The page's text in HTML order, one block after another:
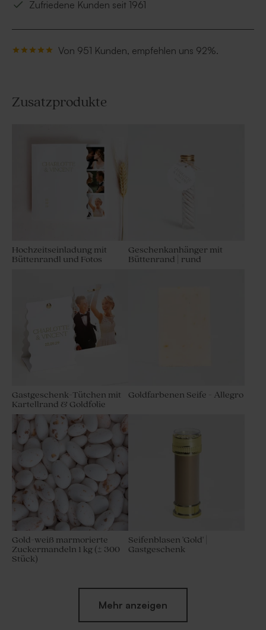
Zufriedene Kunden seit 1961
Von 951 Kunden, empfehlen uns 92%.
Zusatzprodukte
Hochzeitseinladung mit
Büttenrandl und Fotos
Geschenkanhänger mit
Büttenrand | rund
Gastgeschenk-Tütchen mit
Kartellrand & Goldfolie
Goldfarbenen Seife - Allegro
Gold-weiß marmorierte
Zuckermandeln 1 kg (± 300
Stück)
Seifenblasen 'Gold' |
Gastgeschenk
Mehr anzeigen